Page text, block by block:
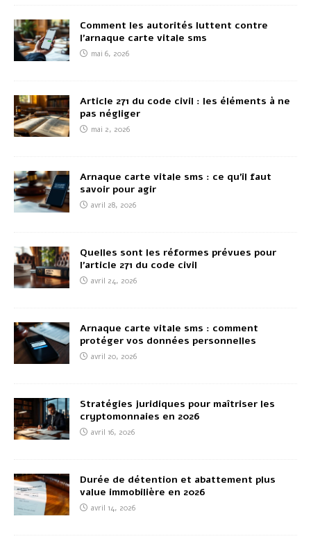
Comment les autorités luttent contre
l’arnaque carte vitale sms
mai 6, 2026
Article 271 du code civil : les éléments à ne
pas négliger
mai 2, 2026
Arnaque carte vitale sms : ce qu’il faut
savoir pour agir
avril 28, 2026
Quelles sont les réformes prévues pour
l’article 271 du code civil
avril 24, 2026
Arnaque carte vitale sms : comment
protéger vos données personnelles
avril 20, 2026
Stratégies juridiques pour maîtriser les
cryptomonnaies en 2026
avril 16, 2026
Durée de détention et abattement plus
value immobilière en 2026
avril 14, 2026